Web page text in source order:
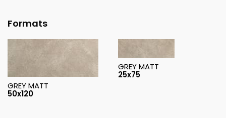
Formats
GREY MATT
50x120
GREY MATT
25x75